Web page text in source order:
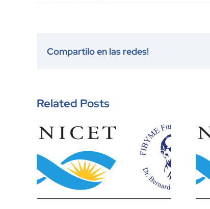
Compartilo en las redes!
Related Posts